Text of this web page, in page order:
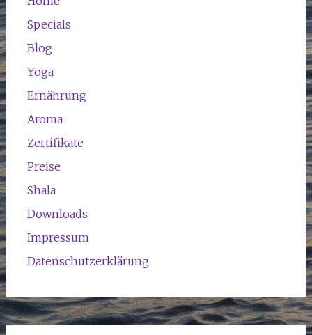
Specials
Blog
Yoga
Ernährung
Aroma
Zertifikate
Preise
Shala
Downloads
Impressum
Datenschutzerklärung